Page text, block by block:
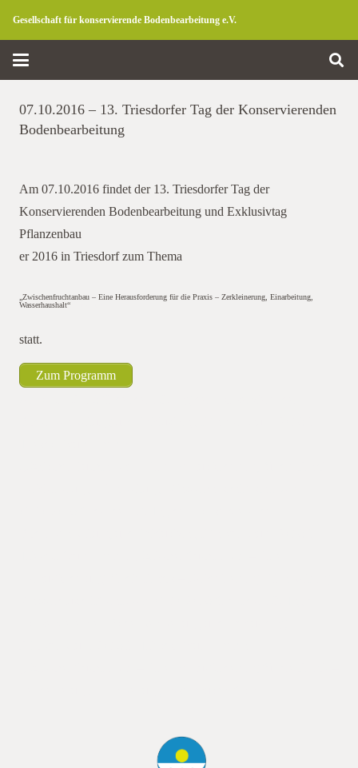
Gesellschaft für konservierende Bodenbearbeitung e.V.
07.10.2016 – 13. Triesdorfer Tag der Konservierenden
Bodenbearbeitung
Am 07.10.2016 findet der 13. Triesdorfer Tag der
Konservierenden Bodenbearbeitung und Exklusivtag
Pflanzenbau
er 2016 in Triesdorf zum Thema
„Zwischenfruchtanbau – Eine Herausforderung für die Praxis – Zerkleinerung, Einarbeitung,
Wasserhaushalt“
statt.
Zum Programm